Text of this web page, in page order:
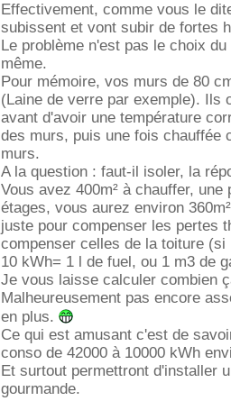
Effectivement, comme vous le
subissent et vont subir de fortes
Le problème n'est pas le choix
même.
Pour mémoire, vos murs de 80
(Laine de verre par exemple). Ils
avant d'avoir une température
des murs, puis une fois chauffée
murs.
A la question : faut-il isoler, la
Vous avez 400m² à chauffer,
étages, vous aurez environ
juste pour compenser les pertes
compenser celles de la toiture
10 kWh= 1 l de fuel, ou 1 m3 de
Je vous laisse calculer combien
Malheureusement pas encore
en plus.
Ce qui est amusant c'est de
conso de 42000 à 10000 kWh
Et surtout permettront d'installer
gourmande.